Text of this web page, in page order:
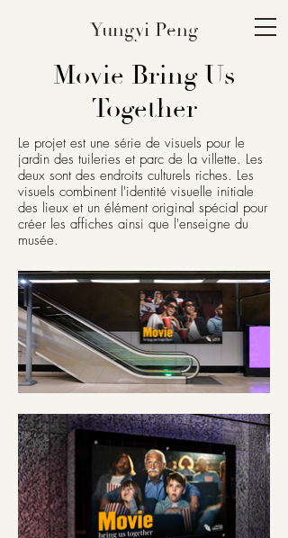
Yungyi Peng
Movie Bring Us
Together
Le projet est une série de visuels pour le
jardin des tuileries et parc de la villette. Les
deux sont des endroits culturels riches. Les
visuels combinent l'identité visuelle initiale
des lieux et un élément original spécial pour
créer les affiches ainsi que l'enseigne du
musée.